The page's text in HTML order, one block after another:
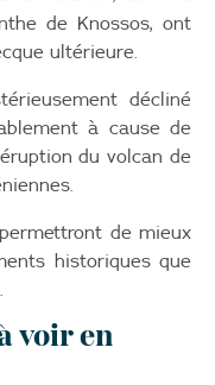
de Knossos, ont
ultérieure.
décliné
à cause de
du volcan de
de mieux
historiques que
voir en